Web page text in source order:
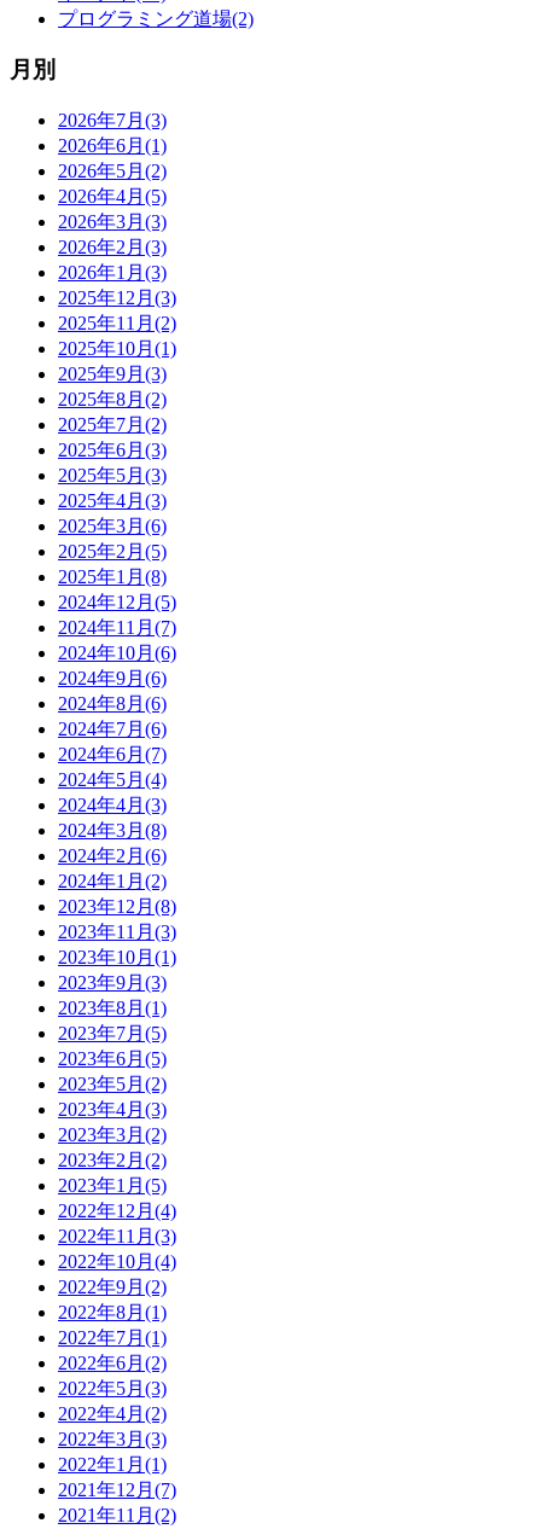
プログラミング道場(2)
月別
2026年7月(3)
2026年6月(1)
2026年5月(2)
2026年4月(5)
2026年3月(3)
2026年2月(3)
2026年1月(3)
2025年12月(3)
2025年11月(2)
2025年10月(1)
2025年9月(3)
2025年8月(2)
2025年7月(2)
2025年6月(3)
2025年5月(3)
2025年4月(3)
2025年3月(6)
2025年2月(5)
2025年1月(8)
2024年12月(5)
2024年11月(7)
2024年10月(6)
2024年9月(6)
2024年8月(6)
2024年7月(6)
2024年6月(7)
2024年5月(4)
2024年4月(3)
2024年3月(8)
2024年2月(6)
2024年1月(2)
2023年12月(8)
2023年11月(3)
2023年10月(1)
2023年9月(3)
2023年8月(1)
2023年7月(5)
2023年6月(5)
2023年5月(2)
2023年4月(3)
2023年3月(2)
2023年2月(2)
2023年1月(5)
2022年12月(4)
2022年11月(3)
2022年10月(4)
2022年9月(2)
2022年8月(1)
2022年7月(1)
2022年6月(2)
2022年5月(3)
2022年4月(2)
2022年3月(3)
2022年1月(1)
2021年12月(7)
2021年11月(2)